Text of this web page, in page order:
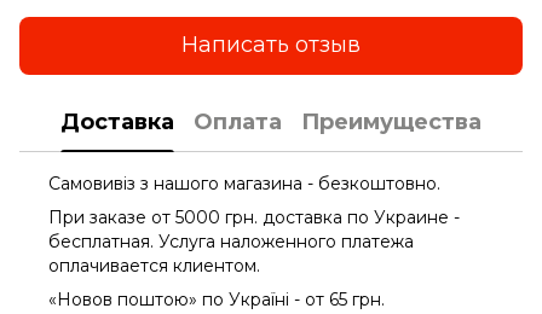
Написать отзыв
Доставка Оплата Преимущества
Самовивіз з нашого магазина - безкоштовно.
При заказе от 5000 грн. доставка по Украине -
бесплатная. Услуга наложенного платежа
оплачиваетcя клиентом.
«Новов поштою» по Україні - от 65 грн.